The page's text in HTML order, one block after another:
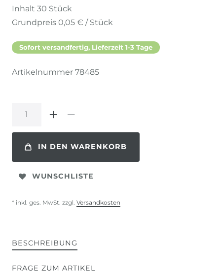
Inhalt 30 Stück
Grundpreis 0,05 € / Stück
Sofort versandfertig, Lieferzeit 1-3 Tage
Artikelnummer 78485
IN DEN WARENKORB
WUNSCHLISTE
* inkl. ges. MwSt. zzgl. Versandkosten
BESCHREIBUNG
FRAGE ZUM ARTIKEL